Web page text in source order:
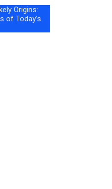
Origins:
of Today’s